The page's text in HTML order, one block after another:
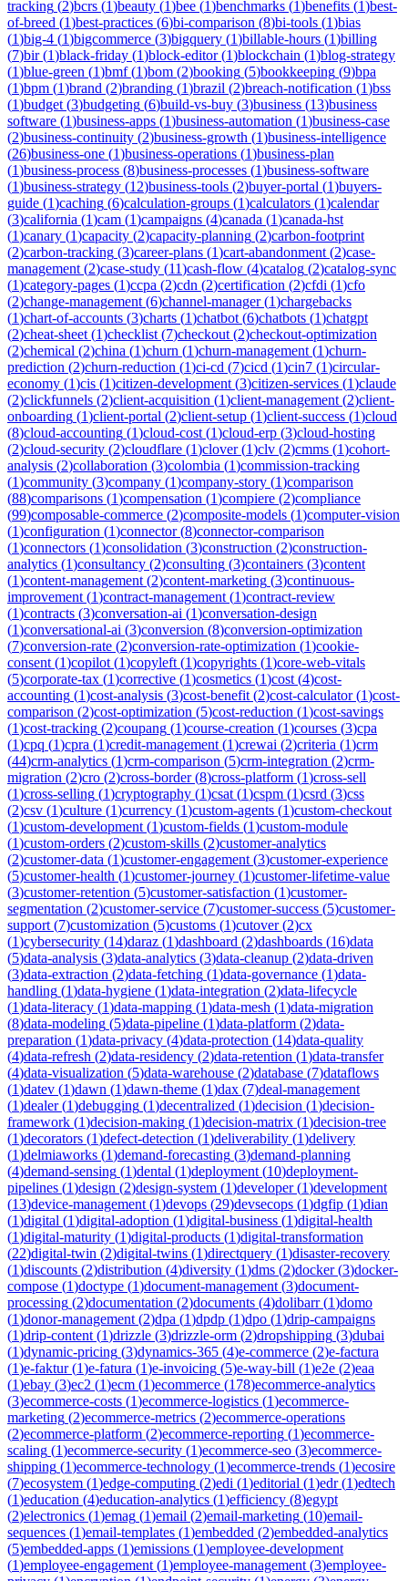
tracking (2)bcrs (1)beauty (1)bee (1)benchmarks (1)benefits (1)best-
of-breed (1)best-practices (6)bi-comparison (8)bi-tools (1)bias
(1)big-4 (1)bigcommerce (3)bigquery (1)billable-hours (1)billing
(7)bir(1)black-friday (1)block-editor(1)blockchain (1)blog-strategy
(1)blue-green (1)bmf(1)bom (2)booking (5)bookkeeping (9)bpa
(1)bpm (1)brand (2)branding (1)brazil (2)breach-notification (1)bss
(1)budget (3)budgeting (6)build-vs-buy (3)business (13)business
software (1)business-apps (1)business-automation (1)business-case
(2)business-continuity (2)business-growth (1)business-intelligence
(26)business-one (1)business-operations (1)business-plan
(1)business-process (8)business-processes (1)business-software
(1)business-strategy (12)business-tools (2)buyer-portal (1)buyers-
guide (1)caching (6)calculation-groups (1)calculators (1)calendar
(3)california (1)cam (1)campaigns (4)canada (1)canada-hst
(1)canary (1)capacity (2)capacity-planning (2)carbon-footprint
(2)carbon-tracking (3)career-plans (1)cart-abandonment (2)case-
management (2)case-study (11)cash-flow (4)catalog (2)catalog-sync
(1)category-pages (1)ccpa (2)cdn (2)certification (2)cfdi (1)cfo
(2)change-management (6)channel-manager(1)chargebacks
(1)chart-of-accounts (3)charts (1)chatbot (6)chatbots (1)chatgpt
(2)cheat-sheet (1)checklist (7)checkout (2)checkout-optimization
(2)chemical (2)china (1)churn (1)churn-management (1)churn-
prediction (2)churn-reduction (1)ci-cd (7)cicd (1)cin7 (1)circular-
economy (1)cis (1)citizen-development (3)citizen-services (1)claude
(2)clickfunnels (2)client-acquisition (1)client-management (2)client-
onboarding (1)client-portal (2)client-setup (1)client-success (1)cloud
(8)cloud-accounting (1)cloud-cost (1)cloud-erp (3)cloud-hosting
(2)cloud-security (2)cloudflare (1)clover(1)clv (2)cmms (1)cohort-
analysis (2)collaboration (3)colombia (1)commission-tracking
(1)community (3)company (1)company-story (1)comparison
(88)comparisons (1)compensation (1)compiere (2)compliance
(99)composable-commerce (2)composite-models (1)computer-vision
(1)configuration (1)connector(8)connector-comparison
(1)connectors (1)consolidation (3)construction (2)construction-
analytics (1)consultancy (2)consulting (3)containers (3)content
(1)content-management (2)content-marketing (3)continuous-
improvement (1)contract-management (1)contract-review
(1)contracts (3)conversation-ai (1)conversation-design
(1)conversational-ai (3)conversion (8)conversion-optimization
(7)conversion-rate (2)conversion-rate-optimization (1)cookie-
consent (1)copilot (1)copyleft (1)copyrights (1)core-web-vitals
(5)corporate-tax (1)corrective (1)cosmetics (1)cost (4)cost-
accounting (1)cost-analysis (3)cost-benefit (2)cost-calculator(1)cost-
comparison (2)cost-optimization (5)cost-reduction (1)cost-savings
(1)cost-tracking (2)coupang (1)course-creation (1)courses (3)cpa
(1)cpq (1)cpra (1)credit-management (1)crewai (2)criteria (1)crm
(44)crm-analytics (1)crm-comparison (5)crm-integration (2)crm-
migration (2)cro (2)cross-border(8)cross-platform (1)cross-sell
(1)cross-selling (1)cryptography (1)csat (1)cspm (1)csrd (3)css
(2)csv (1)culture (1)currency (1)custom-agents (1)custom-checkout
(1)custom-development (1)custom-fields (1)custom-module
(1)custom-orders (2)custom-skills (2)customer-analytics
(2)customer-data (1)customer-engagement (3)customer-experience
(5)customer-health (1)customer-journey (1)customer-lifetime-value
(3)customer-retention (5)customer-satisfaction (1)customer-
segmentation (2)customer-service (7)customer-success (5)customer-
support (7)customization (5)customs (1)cutover(2)cx
(1)cybersecurity (14)daraz (1)dashboard (2)dashboards (16)data
(5)data-analysis (3)data-analytics (3)data-cleanup (2)data-driven
(3)data-extraction (2)data-fetching (1)data-governance (1)data-
handling (1)data-hygiene (1)data-integration (2)data-lifecycle
(1)data-literacy (1)data-mapping (1)data-mesh (1)data-migration
(8)data-modeling (5)data-pipeline (1)data-platform (2)data-
preparation (1)data-privacy (4)data-protection (14)data-quality
(4)data-refresh (2)data-residency (2)data-retention (1)data-transfer
(4)data-visualization (5)data-warehouse (2)database (7)dataflows
(1)datev (1)dawn (1)dawn-theme (1)dax (7)deal-management
(1)dealer(1)debugging (1)decentralized (1)decision (1)decision-
framework (1)decision-making (1)decision-matrix (1)decision-tree
(1)decorators (1)defect-detection (1)deliverability (1)delivery
(1)delmiaworks (1)demand-forecasting (3)demand-planning
(4)demand-sensing (1)dental (1)deployment (10)deployment-
pipelines (1)design (2)design-system (1)developer(1)development
(13)device-management (1)devops (29)devsecops (1)dgfip (1)dian
(1)digital (1)digital-adoption (1)digital-business (1)digital-health
(1)digital-maturity (1)digital-products (1)digital-transformation
(22)digital-twin (2)digital-twins (1)directquery (1)disaster-recovery
(1)discounts (2)distribution (4)diversity (1)dms (2)docker(3)docker-
compose (1)doctype (1)document-management (3)document-
processing (2)documentation (2)documents (4)dolibarr(1)domo
(1)donor-management (2)dpa (1)dpdp (1)dpo (1)drip-campaigns
(1)drip-content (1)drizzle (3)drizzle-orm (2)dropshipping (3)dubai
(1)dynamic-pricing (3)dynamics-365 (4)e-commerce (2)e-factura
(1)e-faktur(1)e-fatura (1)e-invoicing (5)e-way-bill (1)e2e (2)eaa
(1)ebay (3)ec2 (1)ecm (1)ecommerce (178)ecommerce-analytics
(3)ecommerce-costs (1)ecommerce-logistics (1)ecommerce-
marketing (2)ecommerce-metrics (2)ecommerce-operations
(2)ecommerce-platform (2)ecommerce-reporting (1)ecommerce-
scaling (1)ecommerce-security (1)ecommerce-seo (3)ecommerce-
shipping (1)ecommerce-technology (1)ecommerce-trends (1)ecosire
(7)ecosystem (1)edge-computing (2)edi (1)editorial (1)edr(1)edtech
(1)education (4)education-analytics (1)efficiency (8)egypt
(2)electronics (1)emag (1)email (2)email-marketing (10)email-
sequences (1)email-templates (1)embedded (2)embedded-analytics
(5)embedded-apps (1)emissions (1)employee-development
(1)employee-engagement (1)employee-management (3)employee-